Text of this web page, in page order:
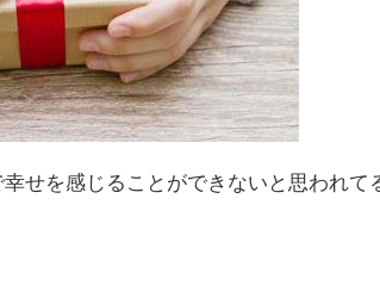
せを感じることができないと思われ